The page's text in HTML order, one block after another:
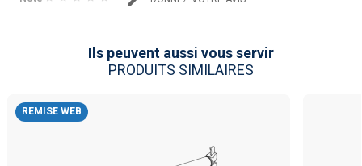
Ils peuvent aussi vous servir
PRODUITS SIMILAIRES
REMISE WEB